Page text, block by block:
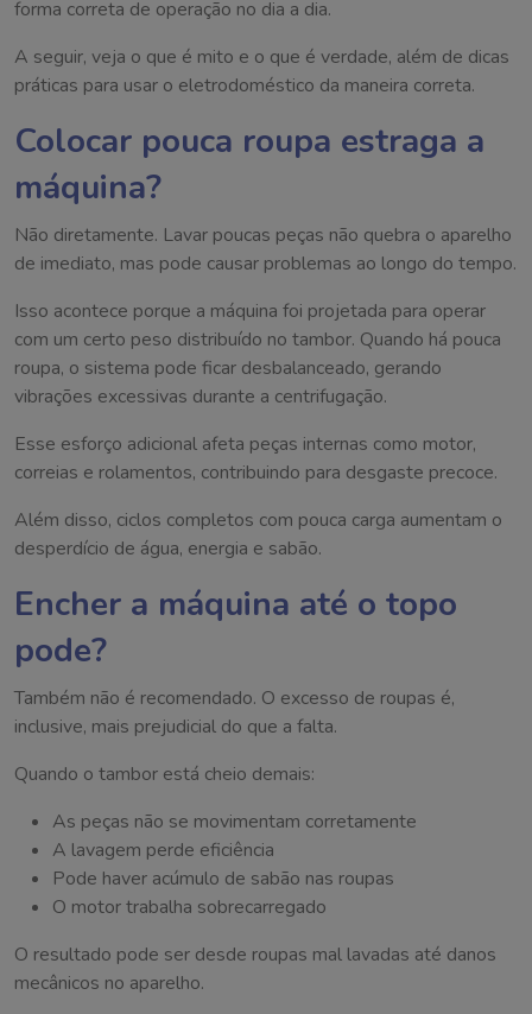
forma correta de operação no dia a dia.
A seguir, veja o que é mito e o que é verdade, além de dicas
práticas para usar o eletrodoméstico da maneira correta.
Colocar pouca roupa estraga a
máquina?
Não diretamente. Lavar poucas peças não quebra o aparelho
de imediato, mas pode causar problemas ao longo do tempo.
Isso acontece porque a máquina foi projetada para operar
com um certo peso distribuído no tambor. Quando há pouca
roupa, o sistema pode ficar desbalanceado, gerando
vibrações excessivas durante a centrifugação.
Esse esforço adicional afeta peças internas como motor,
correias e rolamentos, contribuindo para desgaste precoce.
Além disso, ciclos completos com pouca carga aumentam o
desperdício de água, energia e sabão.
Encher a máquina até o topo
pode?
Também não é recomendado. O excesso de roupas é,
inclusive, mais prejudicial do que a falta.
Quando o tambor está cheio demais:
As peças não se movimentam corretamente
A lavagem perde eficiência
Pode haver acúmulo de sabão nas roupas
O motor trabalha sobrecarregado
O resultado pode ser desde roupas mal lavadas até danos
mecânicos no aparelho.